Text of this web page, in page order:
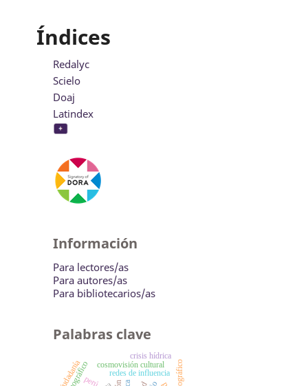
Índices
Redalyc
Scielo
Doaj
Latindex
Información
Para lectores/as
Para autores/as
Para bibliotecarios/as
Palabras clave
redes de influencia
perú
ciudadanía cosmovisión cultural
crisis hídrica